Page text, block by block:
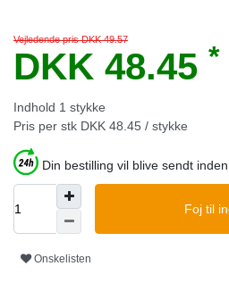
Vejledende pris DKK 49.57
DKK 48.45 *
Indhold 1 stykke
Pris per stk DKK 48.45 / stykke
Din bestilling vil blive sendt
Foj til
Onskelisten